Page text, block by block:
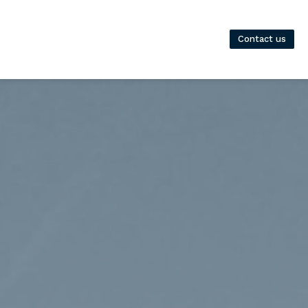
Contact us